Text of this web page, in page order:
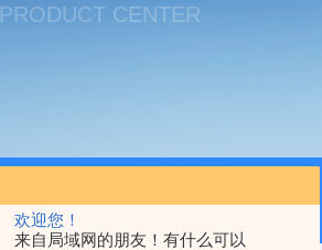
欢迎您！
来自局域网的朋友！有什么可以
PRODUCT CENTER